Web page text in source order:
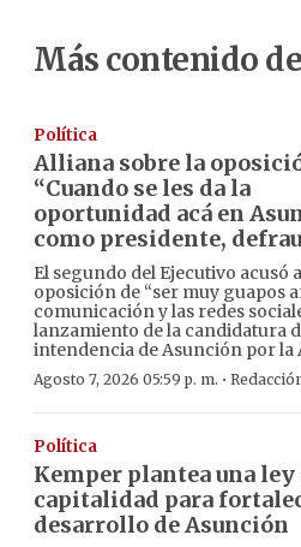
Más contenido
Política
Alliana sobre la
“Cuando se les da la
oportunidad acá en
como presidente,
El segundo del Ejecutivo acusó
oposición de “ser muy guapos
comunicación y las redes
lanzamiento de la candidatura
intendencia de Asunción por la
Agosto 7, 2026 05:59 p. m. ·
Política
Kemper plantea una ley
capitalidad para
desarrollo de Asunción